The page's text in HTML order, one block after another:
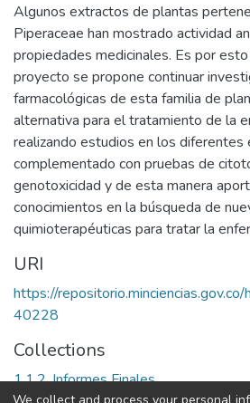
Algunos extractos de plantas
Piperaceae han mostrado actividad
propiedades medicinales. Es por
proyecto se propone continuar
farmacológicas de esta familia de
alternativa para el tratamiento de la
realizando estudios en los diferentes
complementado con pruebas de
genotoxicidad y de esta manera
conocimientos en la búsqueda de
quimioterapéuticas para tratar la
URI
https://
40228
Collections
1.1.2. Informes Finales